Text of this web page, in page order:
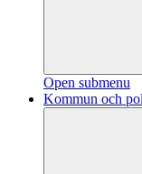
Open submenu
Kommun och